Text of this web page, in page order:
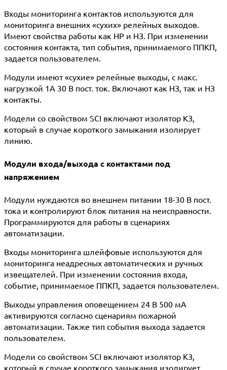
Входы мониторинга контактов используются для
мониторинга внешних «сухих» релейных выходов.
Имеют свойства работы как НР и НЗ. При изменении
состояния контакта, тип события, принимаемого ППКП,
задается пользователем.
Модули имеют «сухие» релейные выходы, с макс.
нагрузкой 1А 30 В пост. ток. Включают как НЗ, так и НЗ
контакты.
Модели со свойством SCI включают изолятор КЗ,
который в случае короткого замыкания изолирует
линию.
Модули входа/выхода с контактами под
напряжением
Модули нуждаются во внешнем питании 18-30 В пост.
тока и контролируют блок питания на неисправности.
Программируются для работы в сценариях
автоматизации.
Входы мониторинга шлейфовые используются для
мониторинга неадресных автоматических и ручных
извещателей. При изменении состояния входа,
событие, принимаемое ППКП, задается пользователем.
Выходы управления оповещением 24 В 500 мА
активируются согласно сценариям пожарной
автоматизации. Также тип события выхода задается
пользователем.
Модели со свойством SCI включают изолятор КЗ,
который в случае короткого замыкания изолирует